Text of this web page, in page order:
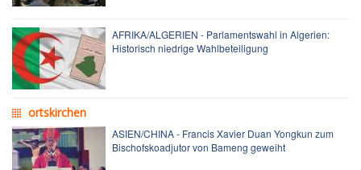
AFRIKA/ALGERIEN - Parlamentswahl in Algerien:
Historisch niedrige Wahlbeteiligung
ortskirchen
ASIEN/CHINA - Francis Xavier Duan Yongkun zum
Bischofskoadjutor von Bameng geweiht